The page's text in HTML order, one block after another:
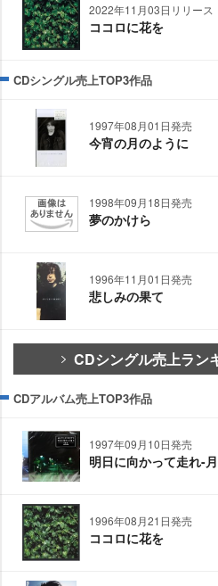
2022年11月03日リリース
ココロに花を
CDシングル売上TOP3作品
1997年08月01日発売
今宵の月のように
1998年09月18日発売
夢のかけら
1996年11月01日発売
悲しみの果て
CDシングル売上ラン
CDアルバム売上TOP3作品
1997年09月10日発売
明日に向かって走れ-
1996年08月21日発売
ココロに花を